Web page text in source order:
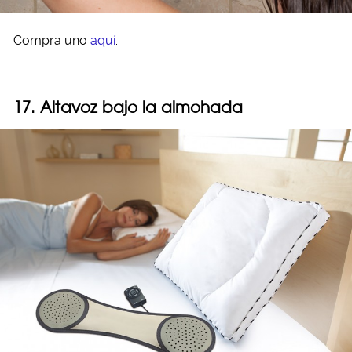
Compra uno aquí.
17. Altavoz bajo la almohada